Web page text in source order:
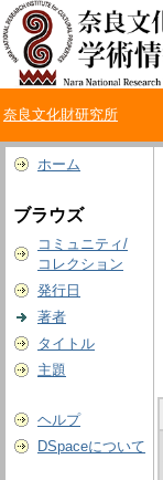
奈良文化財研究所
ホーム
ブラウズ
コミュニティ/
コレクション
発行日
著者
タイトル
主題
ヘルプ
DSpaceについて